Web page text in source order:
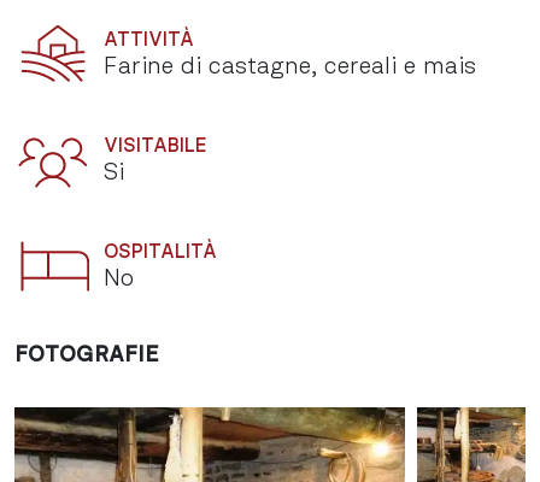
ATTIVITÀ
Farine di castagne, cereali e mais
VISITABILE
Si
OSPITALITÀ
No
FOTOGRAFIE